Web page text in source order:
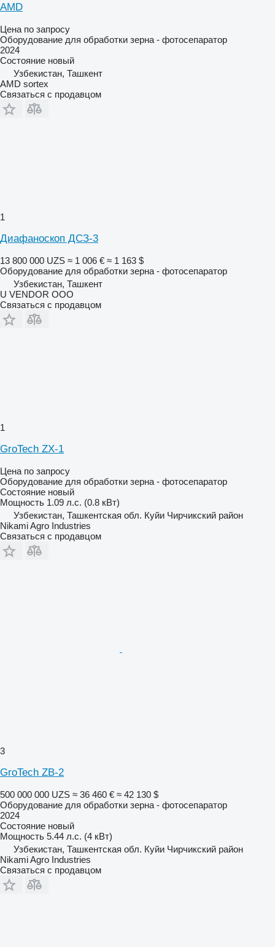
AMD
Цена по запросу
Оборудование для обработки зерна - фотосепаратор
2024
Состояние новый
Узбекистан, Ташкент
AMD sortex
Связаться с продавцом
1
Диафаноскоп ДСЗ-3
13 800 000 UZS ≈ 1 006 € ≈ 1 163 $
Оборудование для обработки зерна - фотосепаратор
Узбекистан, Ташкент
U VENDOR OOO
Связаться с продавцом
1
GroTech ZX-1
Цена по запросу
Оборудование для обработки зерна - фотосепаратор
Состояние новый
Мощность 1.09 л.с. (0.8 кВт)
Узбекистан, Ташкентская обл. Куйи Чирчикский район
Nikami Agro Industries
Связаться с продавцом
3
GroTech ZB-2
500 000 000 UZS ≈ 36 460 € ≈ 42 130 $
Оборудование для обработки зерна - фотосепаратор
2024
Состояние новый
Мощность 5.44 л.с. (4 кВт)
Узбекистан, Ташкентская обл. Куйи Чирчикский район
Nikami Agro Industries
Связаться с продавцом